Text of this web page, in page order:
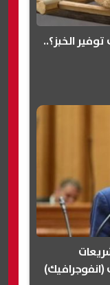
الخبز؟..